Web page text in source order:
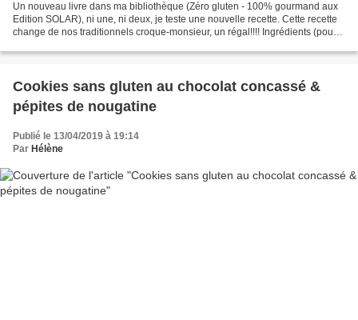
Un nouveau livre dans ma bibliothèque (Zéro gluten - 100% gourmand aux
Edition SOLAR), ni une, ni deux, je teste une nouvelle recette. Cette recette
change de nos traditionnels croque-monsieur, un régal!!!! Ingrédients (pour 2
Cookies sans gluten au chocolat concassé &
pépites de nougatine
Publié le 13/04/2019 à 19:14
Par Hélène